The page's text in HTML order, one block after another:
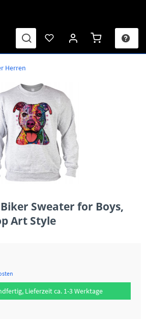
Herren
Sweater for Boys,
Art Style
Lieferzeit ca. 1-3 Werktage